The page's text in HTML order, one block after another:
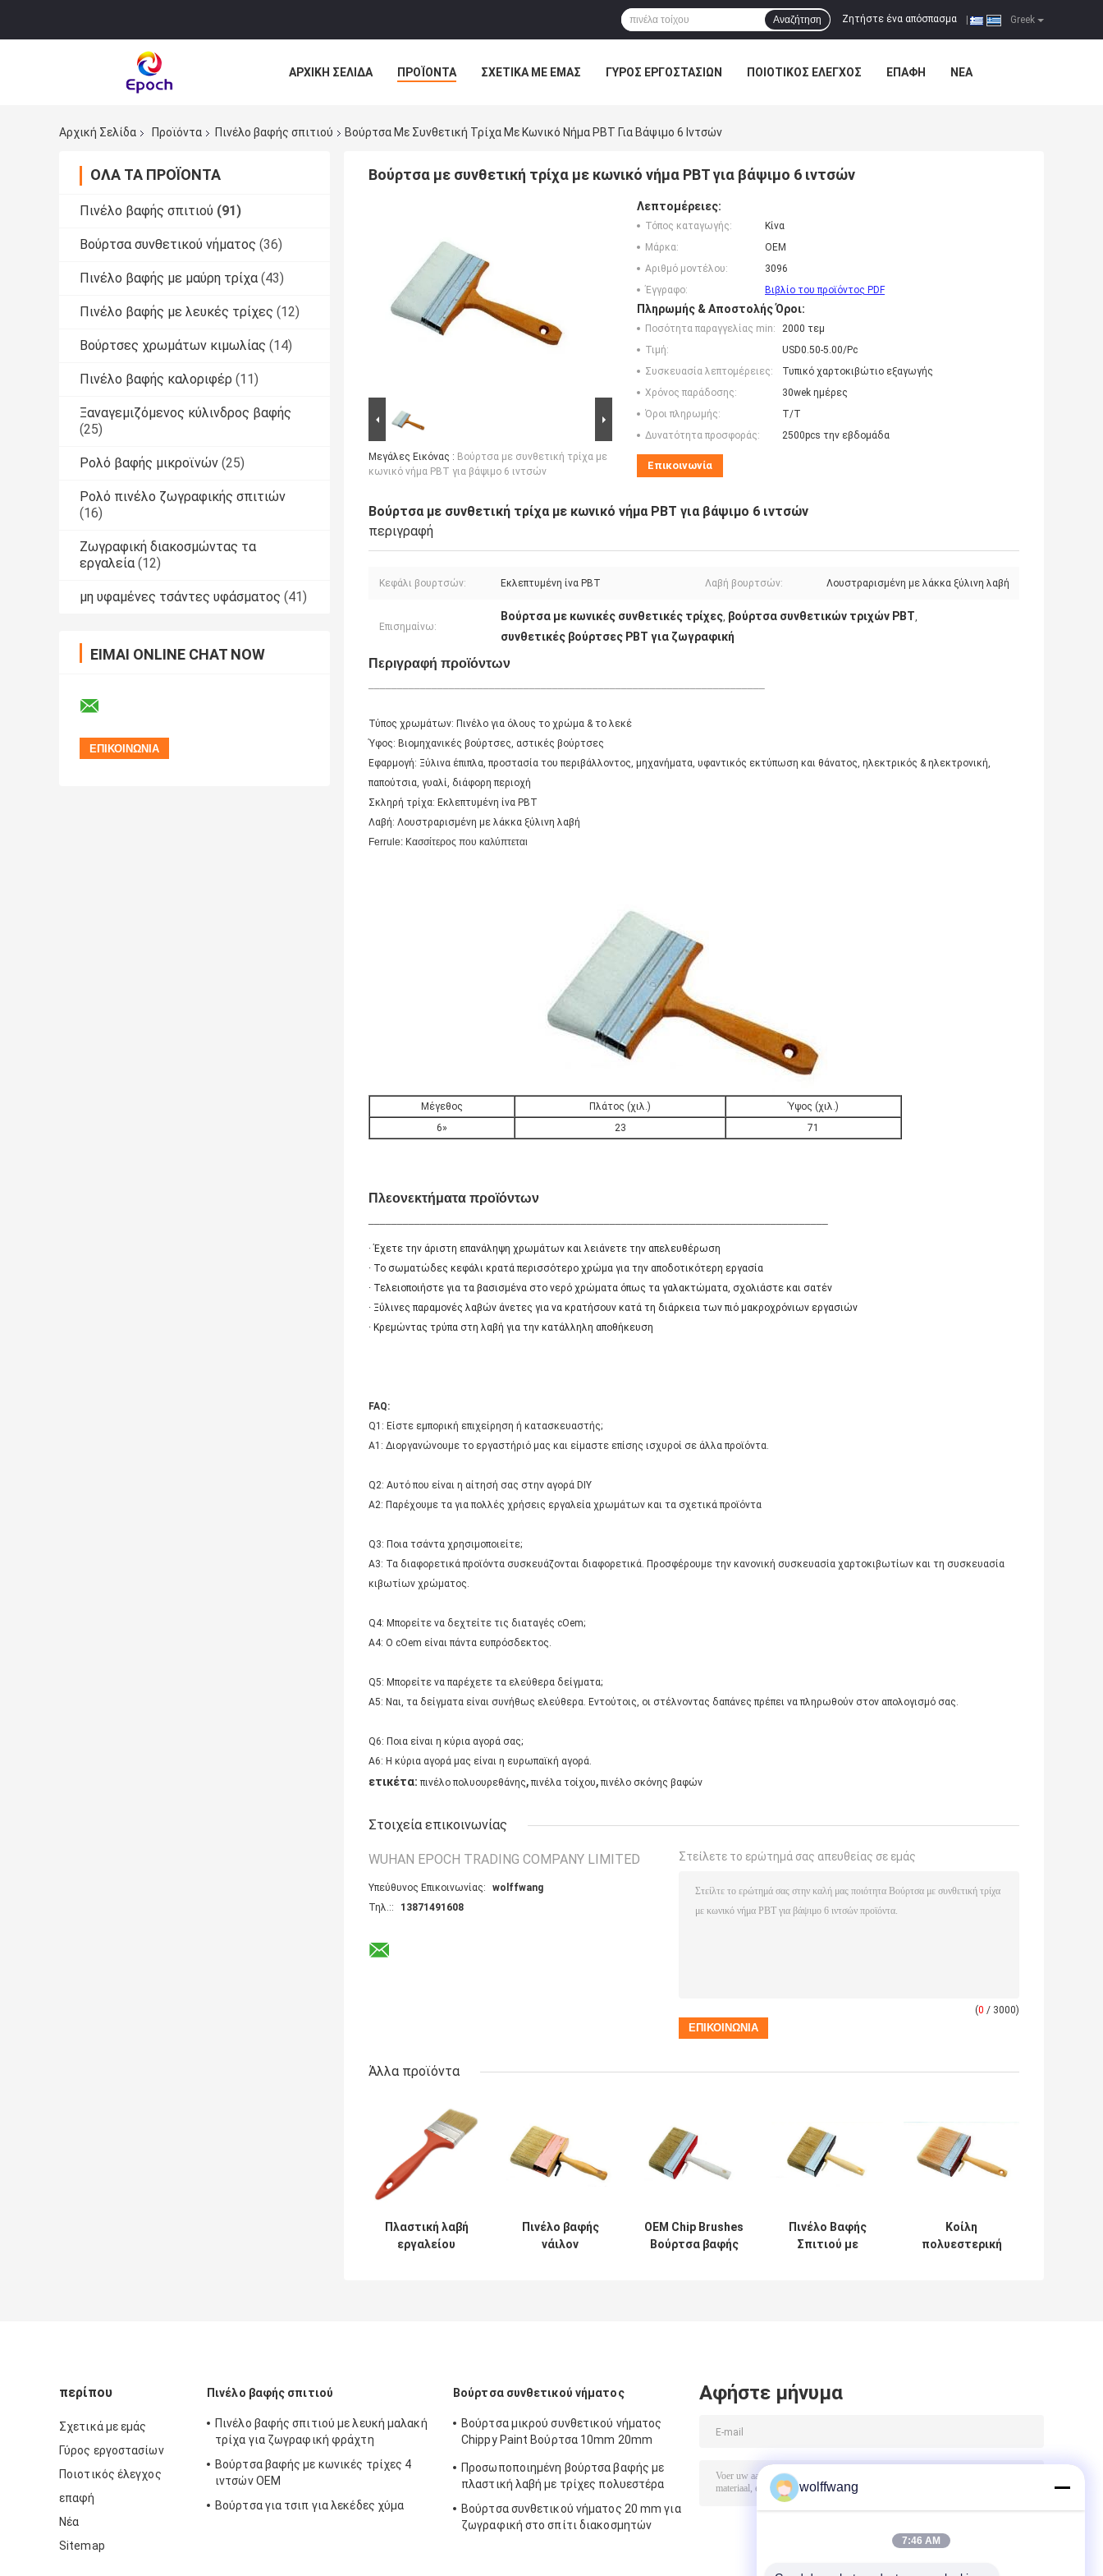
Greek
Ζητήστε ένα απόσπασμα
Αναζήτηση
ΑΡΧΙΚΉ ΣΕΛΊΔΑ ΠΡΟΪΌΝΤΑ ΣΧΕΤΙΚΆ ΜΕ ΕΜΆΣ ΓΎΡΟΣ ΕΡΓΟΣΤΑΣΊΩΝ ΠΟΙΟΤΙΚΌΣ ΈΛΕΓΧΟΣ ΕΠΑΦΉ ΝΈΑ
Αρχική Σελίδα
Προϊόντα Πινέλο βαφής σπιτιού Βούρτσα Με Συνθετική Τρίχα Με Κωνικό Νήμα PBT Για Βάψιμο 6 Ιντσών
ΌΛΑ ΤΑ ΠΡΟΪΌΝΤΑ
Πινέλο βαφής σπιτιού (91)
Βούρτσα συνθετικού νήματος (36)
Πινέλο βαφής με μαύρη τρίχα (43)
Πινέλο βαφής με λευκές τρίχες (12)
Βούρτσες χρωμάτων κιμωλίας (14)
Πινέλο βαφής καλοριφέρ (11)
Ξαναγεμιζόμενος κύλινδρος βαφής
(25)
Ρολό βαφής μικροϊνών (25)
Ρολό πινέλο ζωγραφικής σπιτιών
(16)
Ζωγραφική διακοσμώντας τα
εργαλεία (12)
μη υφαμένες τσάντες υφάσματος (41)
ΕΊΜΑΙ ONLINE CHAT NOW
Βούρτσα με συνθετική τρίχα με κωνικό νήμα PBT για βάψιμο 6 ιντσών
Μεγάλες Εικόνας : Βούρτσα με συνθετική τρίχα με
κωνικό νήμα PBT για βάψιμο 6 ιντσών
Λεπτομέρειες:
Τόπος καταγωγής:
Κίνα
Μάρκα:
OEM
Αριθμό μοντέλου:
3096
Έγγραφο:
Βιβλίο του προϊόντος PDF
Πληρωμής & Αποστολής Όροι:
Ποσότητα παραγγελίας min:
2000 τεμ
Τιμή:
USD0.50-5.00/Pc
Συσκευασία λεπτομέρειες:
Τυπικό χαρτοκιβώτιο εξαγωγής
Χρόνος παράδοσης:
30wek ημέρες
Όροι πληρωμής:
T/T
Δυνατότητα προσφοράς:
2500pcs την εβδομάδα
Επικοινωνία
Βούρτσα με συνθετική τρίχα με κωνικό νήμα PBT για βάψιμο 6 ιντσών
περιγραφή
Κεφάλι βουρτσών: Εκλεπτυμένη ίνα PBT Λαβή βουρτσών: Λουστραρισμένη με λάκκα ξύλινη λαβή
Επισημαίνω:
Βούρτσα με κωνικές συνθετικές τρίχες, βούρτσα συνθετικών τριχών PBT,
συνθετικές βούρτσες PBT για ζωγραφική
Περιγραφή προϊόντων
Τύπος χρωμάτων: Πινέλο για όλους το χρώμα & το λεκέ
Ύφος: Βιομηχανικές βούρτσες, αστικές βούρτσες
Εφαρμογή: Ξύλινα έπιπλα, προστασία του περιβάλλοντος, μηχανήματα, υφαντικός εκτύπωση και θάνατος, ηλεκτρικός & ηλεκτρονική,
παπούτσια, γυαλί, διάφορη περιοχή
Σκληρή τρίχα: Εκλεπτυμένη ίνα PBT
Λαβή: Λουστραρισμένη με λάκκα ξύλινη λαβή
Ferrule: Κασσίτερος που καλύπτεται
Μέγεθος Πλάτος (χιλ.)
Ύψος (χιλ.)
6»
23 71
Πλεονεκτήματα προϊόντων
· Έχετε την άριστη επανάληψη χρωμάτων και λειάνετε την απελευθέρωση
· Το σωματώδες κεφάλι κρατά περισσότερο χρώμα για την αποδοτικότερη εργασία
· Τελειοποιήστε για τα βασισμένα στο νερό χρώματα όπως τα γαλακτώματα, σχολιάστε και σατέν
· Ξύλινες παραμονές λαβών άνετες για να κρατήσουν κατά τη διάρκεια των πιό μακροχρόνιων εργασιών
· Κρεμώντας τρύπα στη λαβή για την κατάλληλη αποθήκευση
FAQ:
Q1: Είστε εμπορική επιχείρηση ή κατασκευαστής;
Α1: Διοργανώνουμε το εργαστήριό μας και είμαστε επίσης ισχυροί σε άλλα προϊόντα.
Q2: Αυτό που είναι η αίτησή σας στην αγορά DIY
A2: Παρέχουμε τα για πολλές χρήσεις εργαλεία χρωμάτων και τα σχετικά προϊόντα
Q3: Ποια τσάντα χρησιμοποιείτε;
A3: Τα διαφορετικά προϊόντα συσκευάζονται διαφορετικά. Προσφέρουμε την κανονική συσκευασία χαρτοκιβωτίων και τη συσκευασία
κιβωτίων χρώματος.
Q4: Μπορείτε να δεχτείτε τις διαταγές cOem;
A4: Ο cOem είναι πάντα ευπρόσδεκτος.
Q5: Μπορείτε να παρέχετε τα ελεύθερα δείγματα;
A5: Ναι, τα δείγματα είναι συνήθως ελεύθερα. Εντούτοις, οι στέλνοντας δαπάνες πρέπει να πληρωθούν στον απολογισμό σας.
Q6: Ποια είναι η κύρια αγορά σας;
A6: Η κύρια αγορά μας είναι η ευρωπαϊκή αγορά.
ετικέτα: πινέλο πολυουρεθάνης, πινέλα τοίχου, πινέλο σκόνης βαφών
Στοιχεία επικοινωνίας
WUHAN EPOCH TRADING COMPANY LIMITED
Υπεύθυνος Επικοινωνίας:
wolffwang
Τηλ.::
13871491608
Στείλετε το ερώτημά σας απευθείας σε εμάς
(0 / 3000)
Άλλα προϊόντα
Πλαστική λαβή
εργαλείου
Πινέλο βαφής
νάιλον
OEM Chip Brushes
Βούρτσα βαφής
Πινέλο Βαφής
Σπιτιού με
Κοίλη
πολυεστερική
περίπου
Σχετικά με εμάς
Γύρος εργοστασίων
Ποιοτικός έλεγχος
επαφή
Νέα
Sitemap
Πινέλο βαφής σπιτιού
Πινέλο βαφής σπιτιού με λευκή μαλακή
τρίχα για ζωγραφική φράχτη
Βούρτσα βαφής με κωνικές τρίχες 4
ιντσών OEM
Βούρτσα για τσιπ για λεκέδες χύμα
Βούρτσα συνθετικού νήματος
Βούρτσα μικρού συνθετικού νήματος
Chippy Paint Βούρτσα 10mm 20mm
Προσωποποιημένη βούρτσα βαφής με
πλαστική λαβή με τρίχες πολυεστέρα
Βούρτσα συνθετικού νήματος 20 mm για
ζωγραφική στο σπίτι διακοσμητών
Αφήστε μήνυμα
wolffwang
7:46 AM